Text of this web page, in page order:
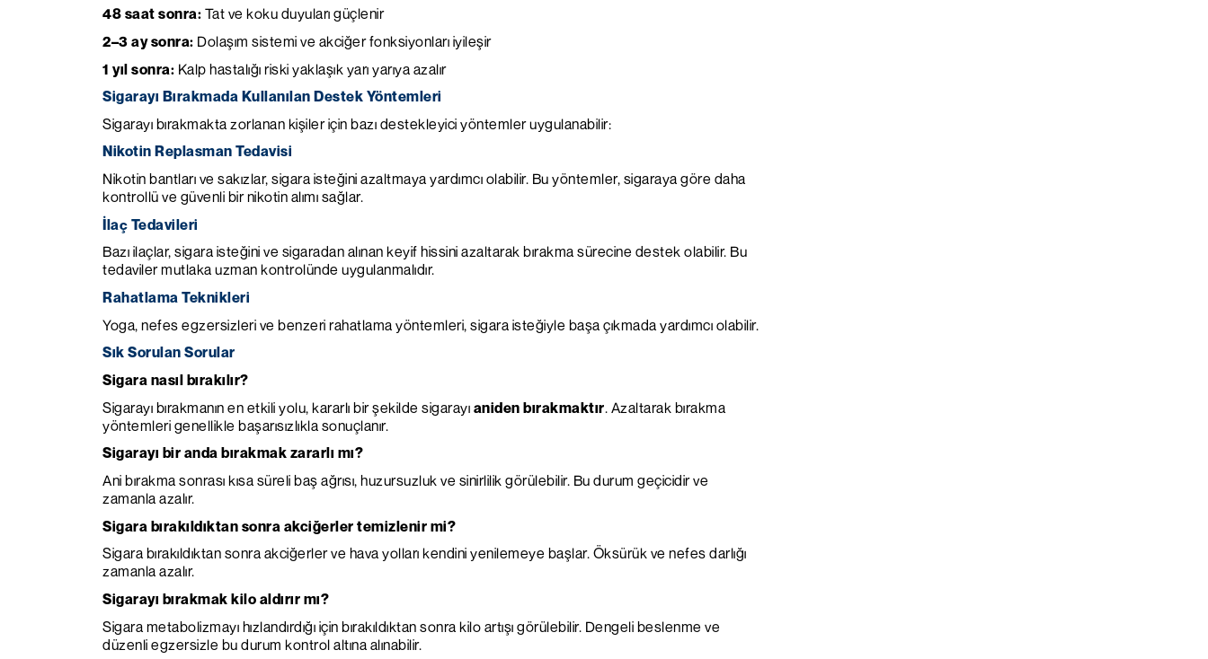
48 saat sonra: Tat ve koku duyuları güçlenir
2–3 ay sonra: Dolaşım sistemi ve akciğer fonksiyonları iyileşir
1 yıl sonra: Kalp hastalığı riski yaklaşık yarı yarıya azalır
Sigarayı Bırakmada Kullanılan Destek Yöntemleri
Sigarayı bırakmakta zorlanan kişiler için bazı destekleyici yöntemler uygulanabilir:
Nikotin Replasman Tedavisi
Nikotin bantları ve sakızlar, sigara isteğini azaltmaya yardımcı olabilir. Bu yöntemler, sigaraya göre daha
kontrollü ve güvenli bir nikotin alımı sağlar.
İlaç Tedavileri
Bazı ilaçlar, sigara isteğini ve sigaradan alınan keyif hissini azaltarak bırakma sürecine destek olabilir. Bu
tedaviler mutlaka uzman kontrolünde uygulanmalıdır.
Rahatlama Teknikleri
Yoga, nefes egzersizleri ve benzeri rahatlama yöntemleri, sigara isteğiyle başa çıkmada yardımcı olabilir.
Sık Sorulan Sorular
Sigara nasıl bırakılır?
Sigarayı bırakmanın en etkili yolu, kararlı bir şekilde sigarayı aniden bırakmaktır. Azaltarak bırakma
yöntemleri genellikle başarısızlıkla sonuçlanır.
Sigarayı bir anda bırakmak zararlı mı?
Ani bırakma sonrası kısa süreli baş ağrısı, huzursuzluk ve sinirlilik görülebilir. Bu durum geçicidir ve
zamanla azalır.
Sigara bırakıldıktan sonra akciğerler temizlenir mi?
Sigara bırakıldıktan sonra akciğerler ve hava yolları kendini yenilemeye başlar. Öksürük ve nefes darlığı
zamanla azalır.
Sigarayı bırakmak kilo aldırır mı?
Sigara metabolizmayı hızlandırdığı için bırakıldıktan sonra kilo artışı görülebilir. Dengeli beslenme ve
düzenli egzersizle bu durum kontrol altına alınabilir.